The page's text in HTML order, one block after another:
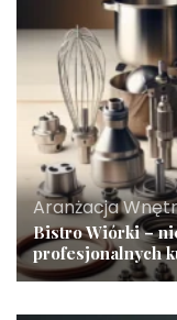
Aranżacja
Bistro Wiórki –
profesjonalnych